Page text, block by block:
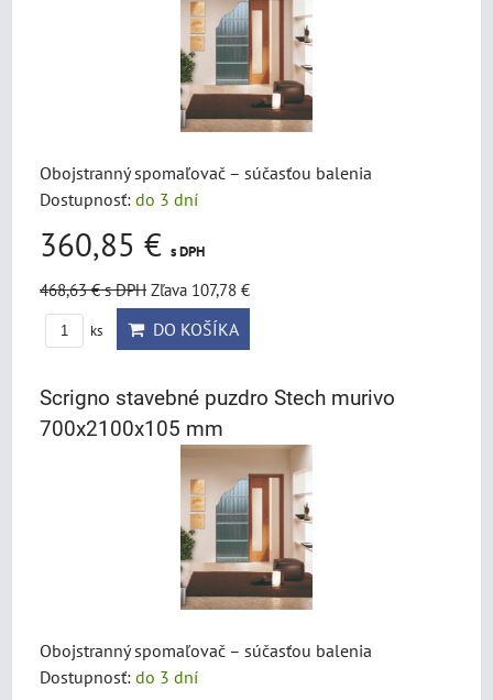
Obojstranný spomaľovač – súčasťou balenia
Dostupnosť: do 3 dní
360,85 € s DPH
468,63 €s DPH Zľava 107,78 €
ks DO KOŠÍKA
Scrigno stavebné puzdro Stech murivo
700x2100x105 mm
Obojstranný spomaľovač – súčasťou balenia
Dostupnosť: do 3 dní